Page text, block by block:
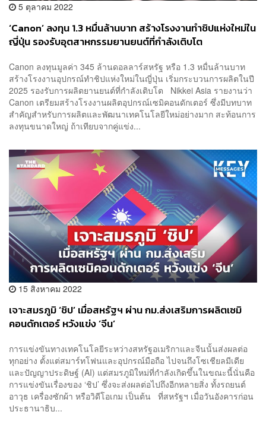
5 ตุลาคม 2022
‘Canon’ ลงทุน 1.3 หมื่นล้านบาท สร้างโรงงานทำชิปแห่งใหม่ใน
ญี่ปุ่น รองรับอุตสาหกรรมยานยนต์ที่กำลังเติบโต
Canon ลงทุนมูลค่า 345 ล้านดอลลาร์สหรัฐ หรือ 1.3 หมื่นล้านบาท
สร้างโรงงานอุปกรณ์ทำชิปแห่งใหม่ในญี่ปุ่น เริ่มกระบวนการผลิตในปี
2025 รองรับการผลิตยานยนต์ที่กำลังเติบโต Nikkei Asia รายงานว่า
Canon เตรียมสร้างโรงงานผลิตอุปกรณ์เซมิคอนดักเตอร์ ซึ่งมีบทบาท
สำคัญสำหรับการผลิตและพัฒนาเทคโนโลยีใหม่อย่างมาก สะท้อนการ
ลงทุนขนาดใหญ่ ถ้าเทียบจากคู่แข่ง...
15 สิงหาคม 2022
เจาะสมรภูมิ ‘ชิป’ เมื่อสหรัฐฯ ผ่าน กม.ส่งเสริมการผลิตเซมิ
คอนดักเตอร์ หวังแข่ง ‘จีน’
การแข่งขันทางเทคโนโลยีระหว่างสหรัฐอเมริกาและจีนนั้นส่งผลต่อ
ทุกอย่าง ตั้งแต่สมาร์ทโฟนและอุปกรณ์มือถือ ไปจนถึงโซเชียลมีเดีย
และปัญญาประดิษฐ์ (AI) แต่สมรภูมิใหม่ที่กำลังเกิดขึ้นในขณะนี้นั่นคือ
การแข่งขันเรื่องของ ‘ชิป’ ซึ่งจะส่งผลต่อไปถึงอีกหลายสิ่ง ทั้งรถยนต์
อาวุธ เครื่องซักผ้า หรือวิดีโอเกม เป็นต้น ที่สหรัฐฯ เมื่อวันอังคารก่อน
ประธานาธิบ...